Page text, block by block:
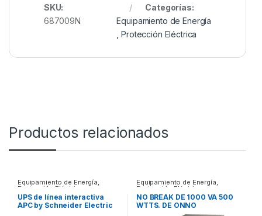
SKU:
687009N
Categorías:
Equipamiento de Energía
,Protección Eléctrica
Productos relacionados
Equipamiento de Energía,
Protección Eléctrica
UPS de línea interactiva
APC by Schneider Electric
Equipamiento de Energía,
Protección Eléctrica
NO BREAK DE 1000 VA 500
WTTS. DE ONNO